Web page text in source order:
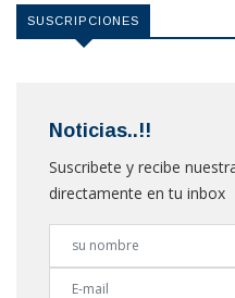
SUSCRIPCIONES
Noticias..!!
Suscribete y recibe
directamente en tu inbox